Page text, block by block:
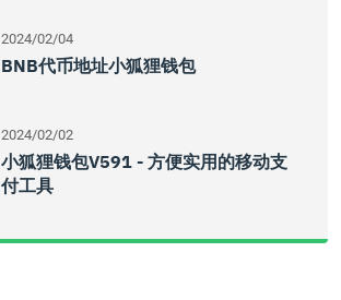
2024/02/04
BNB代币地址小狐狸钱包
2024/02/02
小狐狸钱包v591 - 方便实用的移动支
付工具